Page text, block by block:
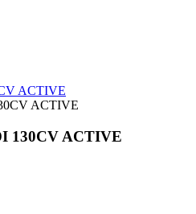
ACTIVE
130CV ACTIVE